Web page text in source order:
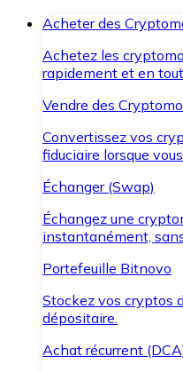
Acheter des
Achetez les
rapidement et en
Vendre des
Convertissez vos
fiduciaire lorsque
Échanger (Swap)
Échangez une
instantanément,
Portefeuille Bitnovo
Stockez vos cryptos
dépositaire.
Achat récurrent